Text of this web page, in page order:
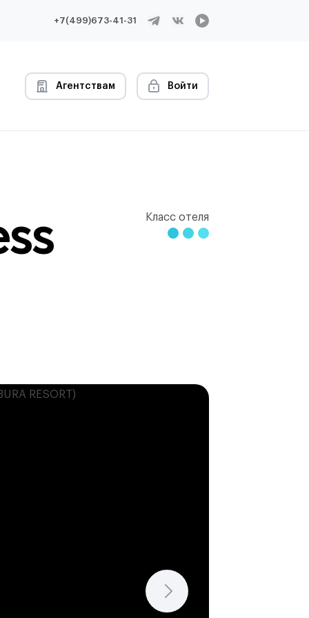
+7(499)673-41-31
Агентствам Войти
Класс отеля